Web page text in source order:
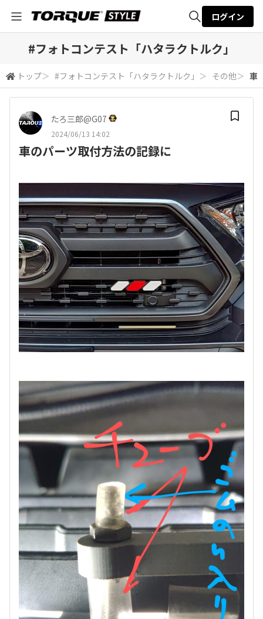
全体検索
検索
ログイン
#フォトコンテスト「ハタラクトルク」
トップ＞ #フォトコンテスト「ハタラクトルク」 ＞ その他＞ 車
たろ三郎@G07
2024/06/13 14:02
車のパーツ取付方法の記録に